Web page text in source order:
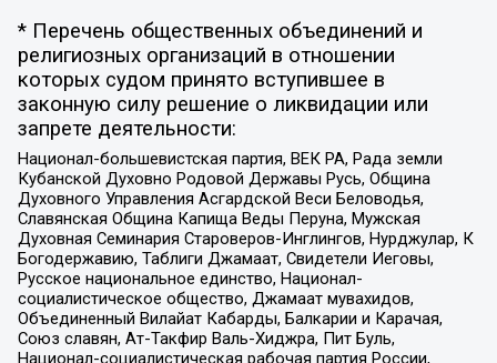
* Перечень общественных объединений и
религиозных организаций в отношении
которых судом принято вступившее в
законную силу решение о ликвидации или
запрете деятельности:
Национал-большевистская партия, ВЕК РА, Рада земли
Кубанской Духовно Родовой Державы Русь, Община
Духовного Управления Асгардской Веси Беловодья,
Славянская Община Капища Веды Перуна, Мужская
Духовная Семинария Староверов-Инглингов, Нурджулар, К
Богодержавию, Таблиги Джамаат, Свидетели Иеговы,
Русское национальное единство, Национал-
социалистическое общество, Джамаат мувахидов,
Объединенный Вилайат Кабарды, Балкарии и Карачая,
Союз славян, Ат-Такфир Валь-Хиджра, Пит Буль,
Национал-социалистическая рабочая партия России,